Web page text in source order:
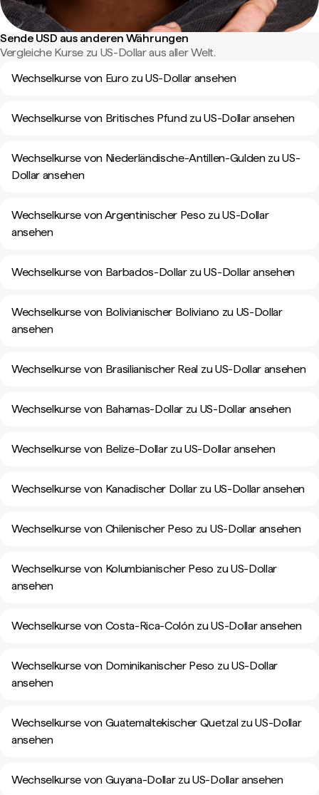
Sende USD aus anderen Währungen
Vergleiche Kurse zu US-Dollar aus aller Welt.
Wechselkurse von Euro zu US-Dollar ansehen
Wechselkurse von Britisches Pfund zu US-Dollar ansehen
Wechselkurse von Niederländische-Antillen-Gulden zu US-
Dollar ansehen
Wechselkurse von Argentinischer Peso zu US-Dollar
ansehen
Wechselkurse von Barbados-Dollar zu US-Dollar ansehen
Wechselkurse von Bolivianischer Boliviano zu US-Dollar
ansehen
Wechselkurse von Brasilianischer Real zu US-Dollar ansehen
Wechselkurse von Bahamas-Dollar zu US-Dollar ansehen
Wechselkurse von Belize-Dollar zu US-Dollar ansehen
Wechselkurse von Kanadischer Dollar zu US-Dollar ansehen
Wechselkurse von Chilenischer Peso zu US-Dollar ansehen
Wechselkurse von Kolumbianischer Peso zu US-Dollar
ansehen
Wechselkurse von Costa-Rica-Colón zu US-Dollar ansehen
Wechselkurse von Dominikanischer Peso zu US-Dollar
ansehen
Wechselkurse von Guatemaltekischer Quetzal zu US-Dollar
ansehen
Wechselkurse von Guyana-Dollar zu US-Dollar ansehen